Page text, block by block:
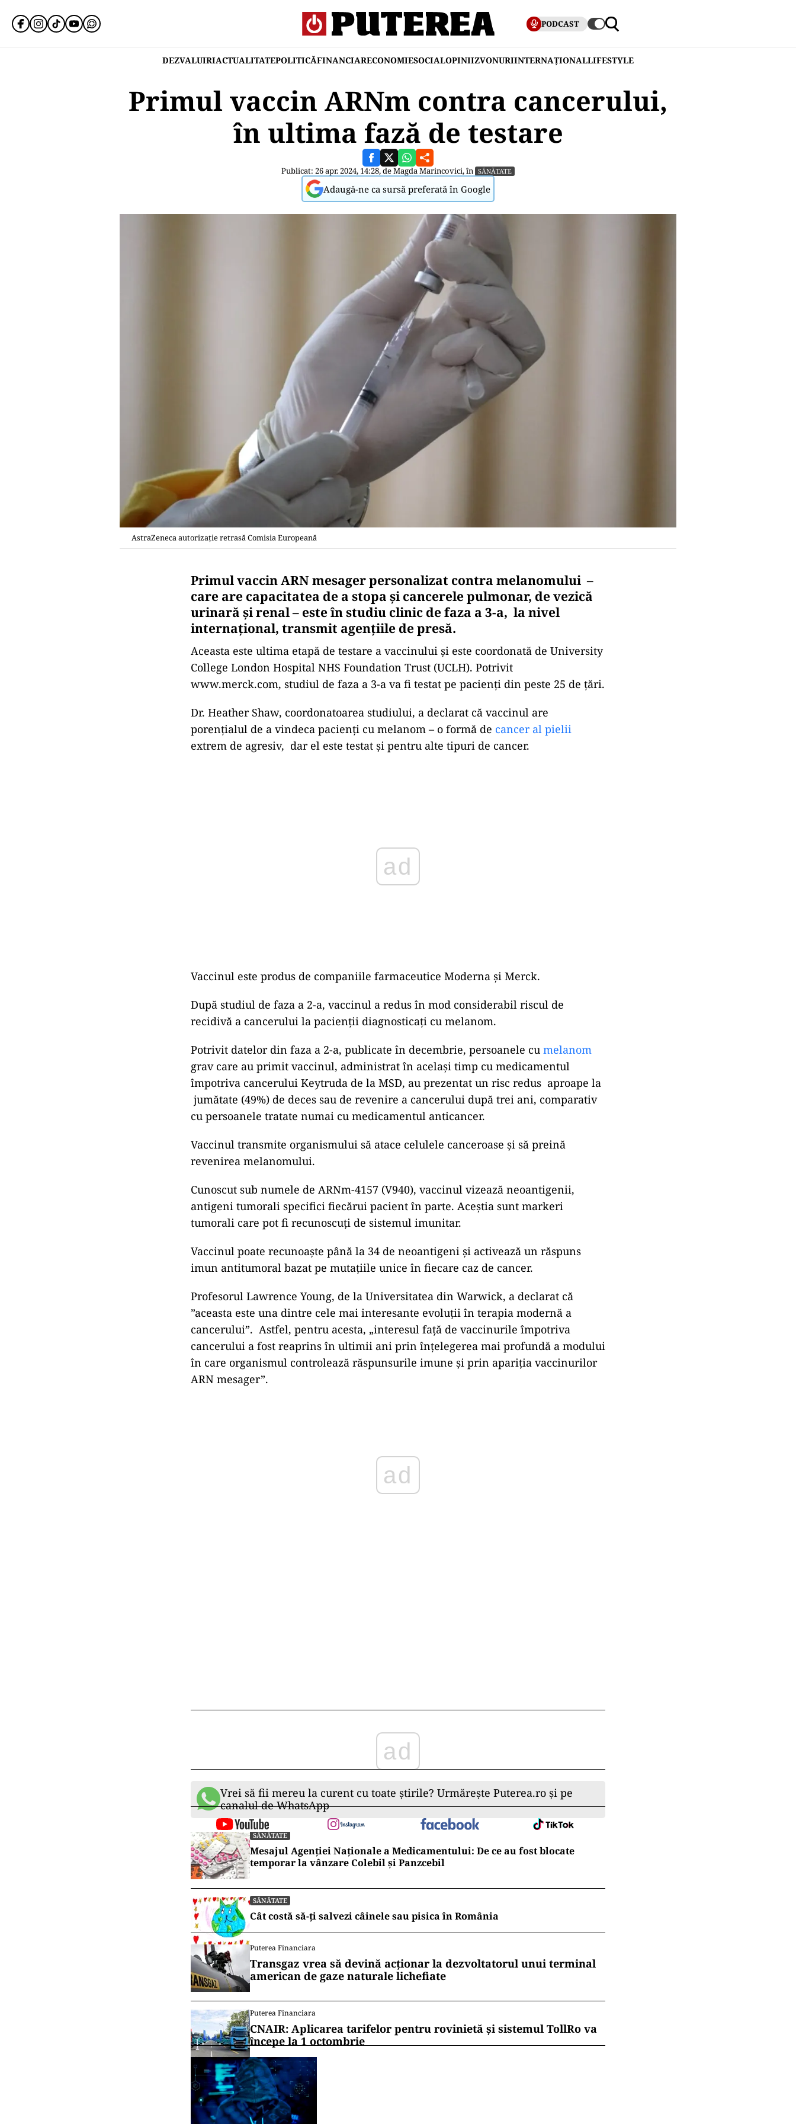
PODCAST
DEZVALUIRIACTUALITATEPOLITICĂFINANCIARECONOMIESOCIALOPINIIZVONURIINTERNAȚIONALLIFESTYLE
Primul vaccin ARNm contra cancerului,
în ultima fază de testare
Publicat: 26 apr. 2024, 14:28, deMagda Marincovici, în SĂNĂTATE
Adaugă-ne ca sursă preferată în Google
AstraZeneca autorizație retrasă Comisia Europeană
Primul vaccin ARN mesager personalizat contra melanomului –
care are capacitatea de a stopa și cancerele pulmonar, de vezică
urinară și renal – este în studiu clinic de faza a 3-a, la nivel
internațional, transmit agențiile de presă.
Aceasta este ultima etapă de testare a vaccinului și este coordonată de University
College London Hospital NHS Foundation Trust (UCLH). Potrivit
www.merck.com, studiul de faza a 3-a va fi testat pe pacienţi din peste 25 de ţări.
Dr. Heather Shaw, coordonatoarea studiului, a declarat că vaccinul are
porențialul de a vindeca pacienți cu melanom – o formă de cancer al pielii
extrem de agresiv, dar el este testat și pentru alte tipuri de cancer.
Vaccinul este produs de companiile farmaceutice Moderna și Merck.
După studiul de faza a 2-a, vaccinul a redus în mod considerabil riscul de
recidivă a cancerului la pacienții diagnosticați cu melanom.
Potrivit datelor din faza a 2-a, publicate în decembrie, persoanele cu melanom
grav care au primit vaccinul, administrat în acelaşi timp cu medicamentul
împotriva cancerului Keytruda de la MSD, au prezentat un risc redus aproape la
jumătate (49%) de deces sau de revenire a cancerului după trei ani, comparativ
cu persoanele tratate numai cu medicamentul anticancer.
Vaccinul transmite organismului să atace celulele canceroase și să preină
revenirea melanomului.
Cunoscut sub numele de ARNm-4157 (V940), vaccinul vizează neoantigenii,
antigeni tumorali specifici fiecărui pacient în parte. Aceştia sunt markeri
tumorali care pot fi recunoscuţi de sistemul imunitar.
Vaccinul poate recunoaşte până la 34 de neoantigeni şi activează un răspuns
imun antitumoral bazat pe mutaţiile unice în fiecare caz de cancer.
Profesorul Lawrence Young, de la Universitatea din Warwick, a declarat că
”aceasta este una dintre cele mai interesante evoluţii în terapia modernă a
cancerului”. Astfel, pentru acesta, „interesul faţă de vaccinurile împotriva
cancerului a fost reaprins în ultimii ani prin înţelegerea mai profundă a modului
în care organismul controlează răspunsurile imune şi prin apariţia vaccinurilor
ARN mesager”.
ad
ad
Vrei să fii mereu la curent cu toate știrile? Urmărește Puterea.ro și pe
canalul de WhatsApp
SĂNĂTATE
Mesajul Agenției Naționale a Medicamentului: De ce au fost blocate
temporar la vânzare Colebil și Panzcebil
SĂNĂTATE
Cât costă să-ți salvezi câinele sau pisica în România
Puterea Financiara
Transgaz vrea să devină acționar la dezvoltatorul unui terminal
american de gaze naturale lichefiate
Puterea Financiara
CNAIR: Aplicarea tarifelor pentru rovinietă și sistemul TollRo va
începe la 1 octombrie